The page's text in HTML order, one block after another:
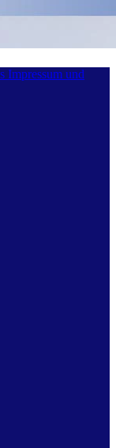
Impressum und